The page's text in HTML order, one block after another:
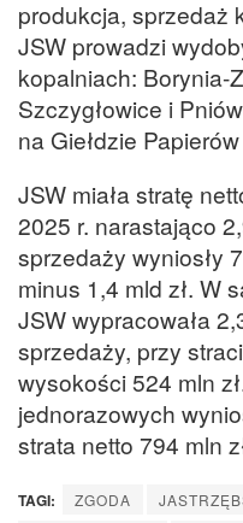
produkcja, sprzedaż
JSW prowadzi
kopalniach: Borynia-
Szczygłowice i
na Giełdzie
JSW miała stratę
2025 r. narastająco
sprzedaży wyniosły
minus 1,4 mld zł. W
JSW wypracowała
sprzedaży, przy
wysokości 524 mln
jednorazowych
strata netto 794 mln
TAGI: ZGODA